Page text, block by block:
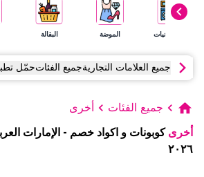
الإلكترونيات الموضة البقالة
جميع العلامات التجاريةجميع الفئاتحمّل
جميع الفئات أخرى
أخرى كوبونات و اكواد خصم - الإمارات
٢٠٢٦